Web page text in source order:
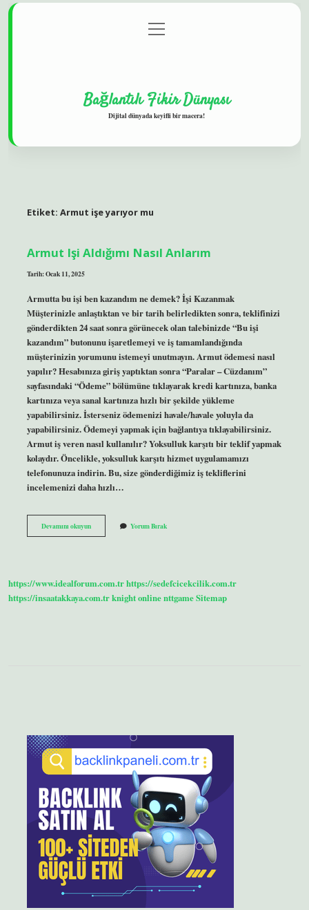
Gizlilik Politikası
menüyü
aç
Bağlantılı Fikir Dünyası
Dijital dünyada keyifli bir macera!
Etiket: Armut işe yarıyor mu
Armut Işi Aldığımı Nasıl Anlarım
Tarih: Ocak 11, 2025
Armutta bu işi ben kazandım ne demek? İşi Kazanmak
Müşterinizle anlaştıktan ve bir tarih belirledikten sonra, teklifinizi
gönderdikten 24 saat sonra görünecek olan talebinizde “Bu işi
kazandım” butonunu işaretlemeyi ve iş tamamlandığında
müşterinizin yorumunu istemeyi unutmayın. Armut ödemesi nasıl
yapılır? Hesabınıza giriş yaptıktan sonra “Paralar – Cüzdanım”
sayfasındaki “Ödeme” bölümüne tıklayarak kredi kartınıza, banka
kartınıza veya sanal kartınıza hızlı bir şekilde yükleme
yapabilirsiniz. İsterseniz ödemenizi havale/havale yoluyla da
yapabilirsiniz. Ödemeyi yapmak için bağlantıya tıklayabilirsiniz.
Armut iş veren nasıl kullanılır? Yoksulluk karşıtı bir teklif yapmak
kolaydır. Öncelikle, yoksulluk karşıtı hizmet uygulamamızı
telefonunuza indirin. Bu, size gönderdiğimiz iş tekliflerini
incelemenizi daha hızlı…
Devamını okuyunArmut
Işi
Yorum Bırak
https://www.idealforum.com.trhttps://sedefcicekcilik.com.tr
https://insaatakkaya.com.trknight onlinenttgameSitemap